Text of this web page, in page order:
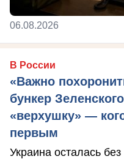
06.08.2026
В России
«Важно
бункер
«верхушку» —
первым
Украина осталась